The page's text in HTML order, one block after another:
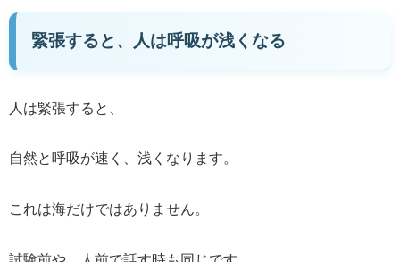
緊張すると、人は呼吸が浅くなる
人は緊張すると、
自然と呼吸が速く、浅くなります。
これは海だけではありません。